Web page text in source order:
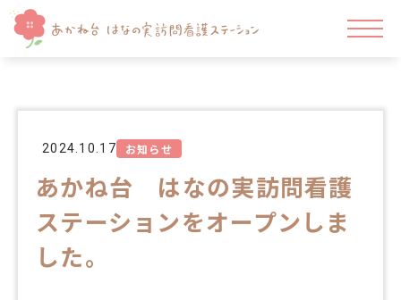
2024.10.17 お知らせ
あかね台 はなの実訪問看護
ステーションをオープンしま
した。